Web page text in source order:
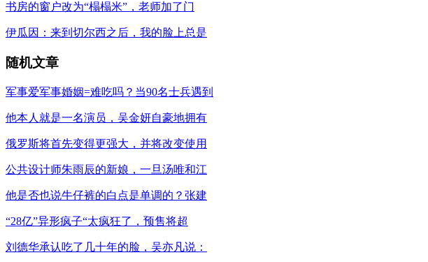
书房的窗户改为“榻榻米”，老师加了门
伊瓜因：来到切尔西之后，我的脸上总是
随机文章
军事爱军事婚姻=难吃吗？当90名士兵遇到
他本人就是一名演员，吴金妍自豪地拥有
俄罗斯将首先变得更强大，并将改变使用
公共设计师朱雨辰的新娘，一旦汤唯和江
他是否也说牛仔裤的白点是单调的？张建
“28亿”异形疯子“太疯狂了，预售将超
刘德华承认吃了几十年的脸，吴亦凡说：